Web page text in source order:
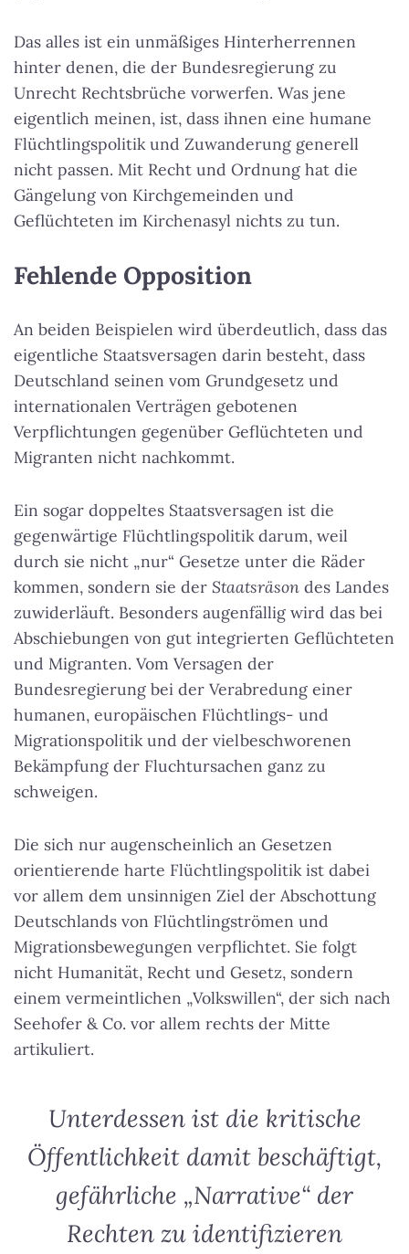
Das alles ist ein unmäßiges Hinterherrennen
hinter denen, die der Bundesregierung zu
Unrecht Rechtsbrüche vorwerfen. Was jene
eigentlich meinen, ist, dass ihnen eine humane
Flüchtlingspolitik und Zuwanderung generell
nicht passen. Mit Recht und Ordnung hat die
Gängelung von Kirchgemeinden und
Geflüchteten im Kirchenasyl nichts zu tun.
Fehlende Opposition
An beiden Beispielen wird überdeutlich, dass das
eigentliche Staatsversagen darin besteht, dass
Deutschland seinen vom Grundgesetz und
internationalen Verträgen gebotenen
Verpflichtungen gegenüber Geflüchteten und
Migranten nicht nachkommt.
Ein sogar doppeltes Staatsversagen ist die
gegenwärtige Flüchtlingspolitik darum, weil
durch sie nicht „nur“ Gesetze unter die Räder
kommen, sondern sie der Staatsräson des Landes
zuwiderläuft. Besonders augenfällig wird das bei
Abschiebungen von gut integrierten Geflüchteten
und Migranten. Vom Versagen der
Bundesregierung bei der Verabredung einer
humanen, europäischen Flüchtlings- und
Migrationspolitik und der vielbeschworenen
Bekämpfung der Fluchtursachen ganz zu
schweigen.
Die sich nur augenscheinlich an Gesetzen
orientierende harte Flüchtlingspolitik ist dabei
vor allem dem unsinnigen Ziel der Abschottung
Deutschlands von Flüchtlingströmen und
Migrationsbewegungen verpflichtet. Sie folgt
nicht Humanität, Recht und Gesetz, sondern
einem vermeintlichen „Volkswillen“, der sich nach
Seehofer & Co. vor allem rechts der Mitte
artikuliert.
Unterdessen ist die kritische
Öffentlichkeit damit beschäftigt,
gefährliche „Narrative“ der
Rechten zu identifizieren